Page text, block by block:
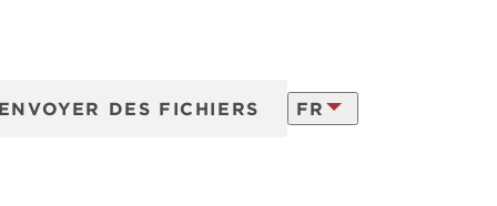
ENVOYER DES FICHIERS FR